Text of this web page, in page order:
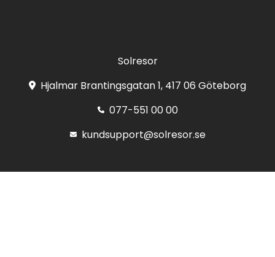
Solresor
Hjalmar Brantingsgatan 1, 417 06 Göteborg
077-551 00 00
kundsupport@solresor.se